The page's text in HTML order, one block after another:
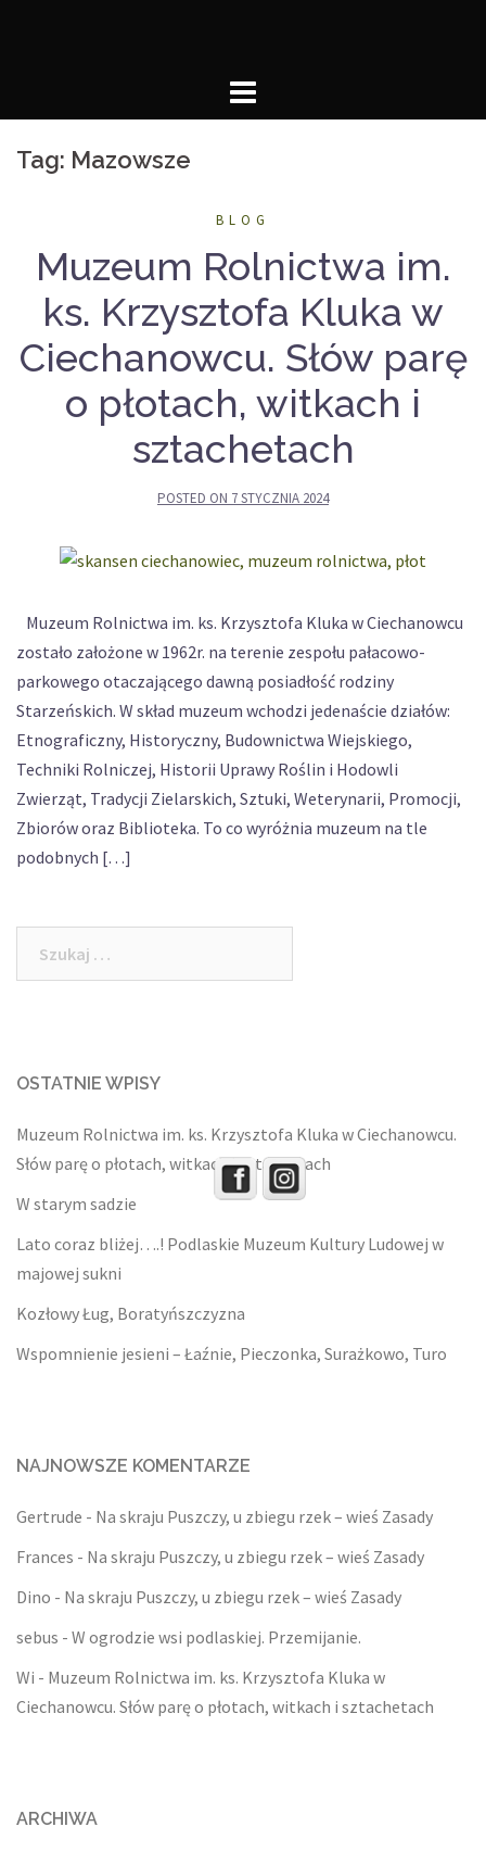
Tag: Mazowsze
BLOG
Muzeum Rolnictwa im.
ks. Krzysztofa Kluka w
Ciechanowcu. Słów parę
o płotach, witkach i
sztachetach
POSTED ON 7 STYCZNIA 2024
Muzeum Rolnictwa im. ks. Krzysztofa Kluka w Ciechanowcu
zostało założone w 1962r. na terenie zespołu pałacowo-
parkowego otaczającego dawną posiadłość rodziny
Starzeńskich. W skład muzeum wchodzi jedenaście działów:
Etnograficzny, Historyczny, Budownictwa Wiejskiego,
Techniki Rolniczej, Historii Uprawy Roślin i Hodowli
Zwierząt, Tradycji Zielarskich, Sztuki, Weterynarii, Promocji,
Zbiorów oraz Biblioteka. To co wyróżnia muzeum na tle
podobnych […]
OSTATNIE WPISY
Muzeum Rolnictwa im. ks. Krzysztofa Kluka w Ciechanowcu.
Słów parę o płotach, witkach i sztachetach
W starym sadzie
Lato coraz bliżej….! Podlaskie Muzeum Kultury Ludowej w
majowej sukni
Kozłowy Ług, Boratyńszczyzna
Wspomnienie jesieni – Łaźnie, Pieczonka, Surażkowo, Turo
NAJNOWSZE KOMENTARZE
Gertrude - Na skraju Puszczy, u zbiegu rzek – wieś Zasady
Frances - Na skraju Puszczy, u zbiegu rzek – wieś Zasady
Dino - Na skraju Puszczy, u zbiegu rzek – wieś Zasady
sebus - W ogrodzie wsi podlaskiej. Przemijanie.
Wi - Muzeum Rolnictwa im. ks. Krzysztofa Kluka w
Ciechanowcu. Słów parę o płotach, witkach i sztachetach
ARCHIWA